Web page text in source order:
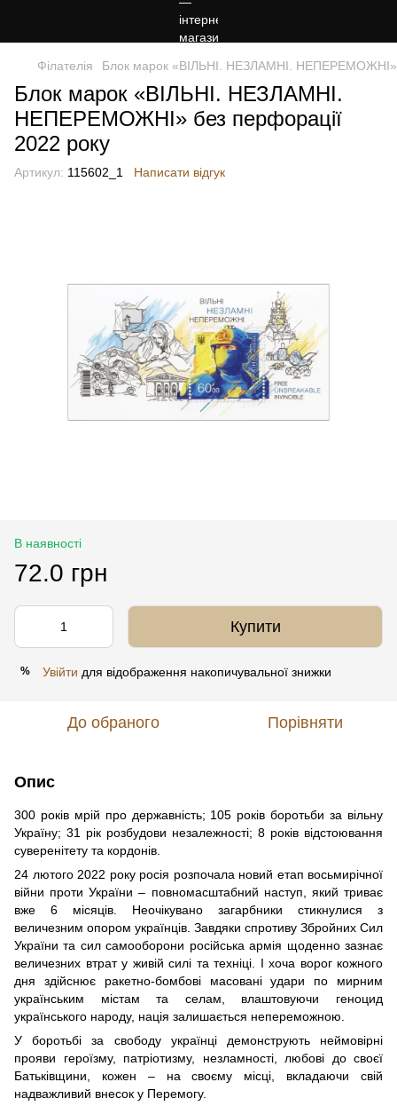
Філателія Блок марок «ВІЛЬНІ. НЕЗЛАМНІ. НЕПЕРЕМОЖНІ»
Блок марок «ВІЛЬНІ. НЕЗЛАМНІ.
НЕПЕРЕМОЖНІ» без перфорації
2022 року
Артикул: 115602_1 Написати відгук
В наявності
72.0 грн
Купити
% Увійти для відображення накопичувальної знижки
До обраного Порівняти
Опис
300 років мрій про державність; 105 років боротьби за вільну
Україну; 31 рік розбудови незалежності; 8 років відстоювання
суверенітету та кордонів.
24 лютого 2022 року росія розпочала новий етап восьмирічної
війни проти України – повномасштабний наступ, який триває
вже 6 місяців. Неочікувано загарбники стикнулися з
величезним опором українців. Завдяки спротиву Збройних Сил
України та сил самооборони російська армія щоденно зазнає
величезних втрат у живій силі та техніці. І хоча ворог кожного
дня здійснює ракетно-бомбові масовані удари по мирним
українським містам та селам, влаштовуючи геноцид
українського народу, нація залишається непереможною.
У боротьбі за свободу українці демонструють неймовірні
прояви героїзму, патріотизму, незламності, любові до своєї
Батьківщини, кожен – на своєму місці, вкладаючи свій
надважливий внесок у Перемогу.